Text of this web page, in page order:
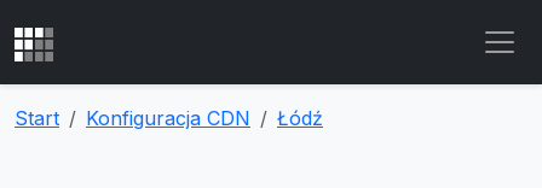
Start Konfiguracja CDN Łódź